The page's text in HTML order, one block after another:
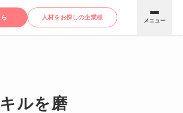
人材をお探しの企業様 メニュー
ルを磨